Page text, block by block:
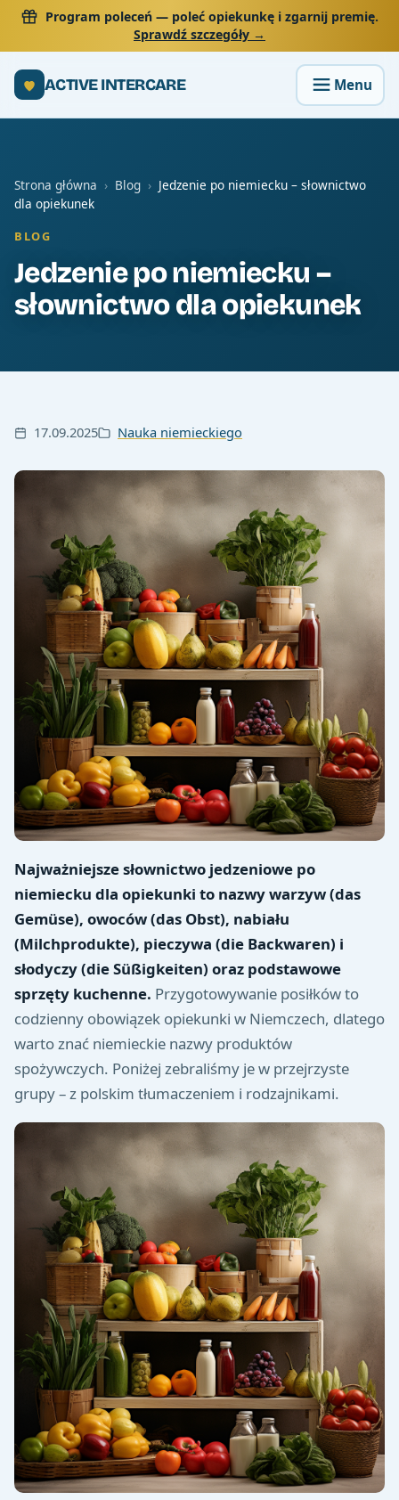
Program poleceń— poleć opiekunkę i zgarnij premię.
Sprawdź szczegóły →
ACTIVE INTERCARE
Strona główna › Blog › Jedzenie po niemiecku – słownictwo
dla opiekunek
BLOG
Jedzenie po niemiecku –
słownictwo dla opiekunek
17.09.2025 Nauka niemieckiego
Najważniejsze słownictwo jedzeniowe po
niemiecku dla opiekunki to nazwy warzyw (das
Gemüse), owoców (das Obst), nabiału
(Milchprodukte), pieczywa (die Backwaren) i
słodyczy (die Süßigkeiten) oraz podstawowe
sprzęty kuchenne. Przygotowywanie posiłków to
codzienny obowiązek opiekunki w Niemczech, dlatego
warto znać niemieckie nazwy produktów
spożywczych. Poniżej zebraliśmy je w przejrzyste
grupy – z polskim tłumaczeniem i rodzajnikami.